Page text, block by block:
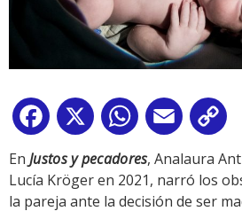
Facebook
X WhatsApp
Email
En Justos y pecadores, Analaura
Lucía Kröger en 2021, narró los
la pareja ante la decisión de ser